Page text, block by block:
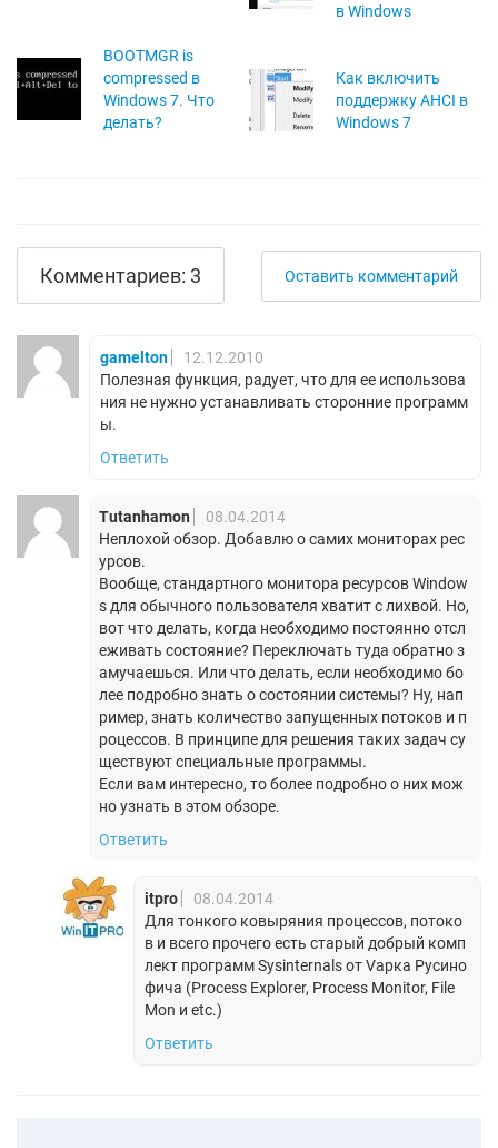
в Windows
BOOTMGR is
compressed в
Windows 7. Что
делать?
Как включить
поддержку AHCI в
Windows 7
Комментариев: 3 Оставить комментарий
gamelton
12.12.2010
Полезная функция, радует, что для ее использова
ния не нужно устанавливать сторонние программ
ы.
Ответить
Tutanhamon
08.04.2014
Неплохой обзор. Добавлю о самих мониторах рес
урсов.
Вообще, стандартного монитора ресурсов Window
s для обычного пользователя хватит с лихвой. Но,
вот что делать, когда необходимо постоянно отсл
еживать состояние? Переключать туда обратно з
амучаешься. Или что делать, если необходимо бо
лее подробно знать о состоянии системы? Ну, нап
ример, знать количество запущенных потоков и п
роцессов. В принципе для решения таких задач су
ществуют специальные программы.
Если вам интересно, то более подробно о них мож
но узнать в этом обзоре.
Ответить
itpro
08.04.2014
Для тонкого ковыряния процессов, потоко
в и всего прочего есть старый добрый комп
лект программ Sysinternals от Vарка Русино
фича (Process Explorer, Process Monitor, File
Mon и etc.)
Ответить